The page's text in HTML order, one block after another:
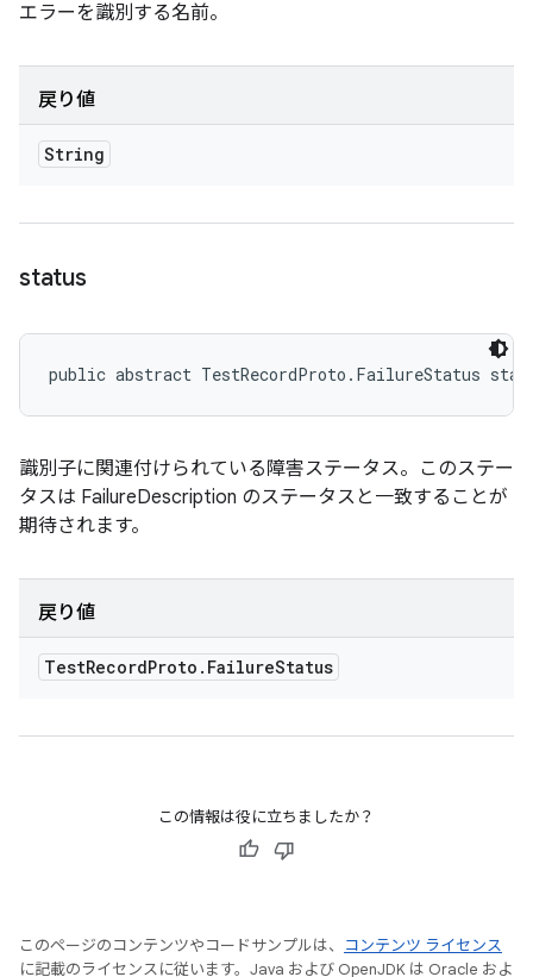
エラーを識別する名前。
戻り値
String
status
public abstract TestRecordProto.FailureStatus
識別子に関連付けられている障害ステータス。このステー
タスは FailureDescription のステータスと一致することが
期待されます。
戻り値
TestRecordProto . FailureStatus
この情報は役に立ちましたか？
このページのコンテンツやコードサンプルは、
コンテンツ ライセンス
に記載のライセンスに従います。Java および OpenJDK は Oracle およ